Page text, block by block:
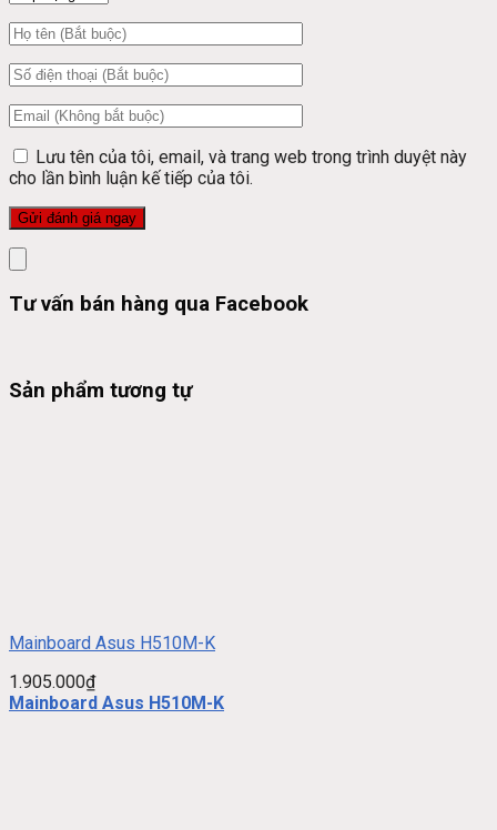
Lưu tên của tôi, email, và trang web trong trình duyệt này
cho lần bình luận kế tiếp của tôi.
Tư vấn bán hàng qua Facebook
Sản phẩm tương tự
Mainboard Asus H510M-K
1.905.000₫
Mainboard Asus H510M-K